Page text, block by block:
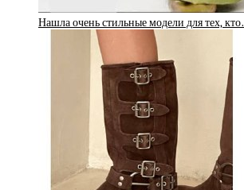
Нашла очень стильные модели для тех,